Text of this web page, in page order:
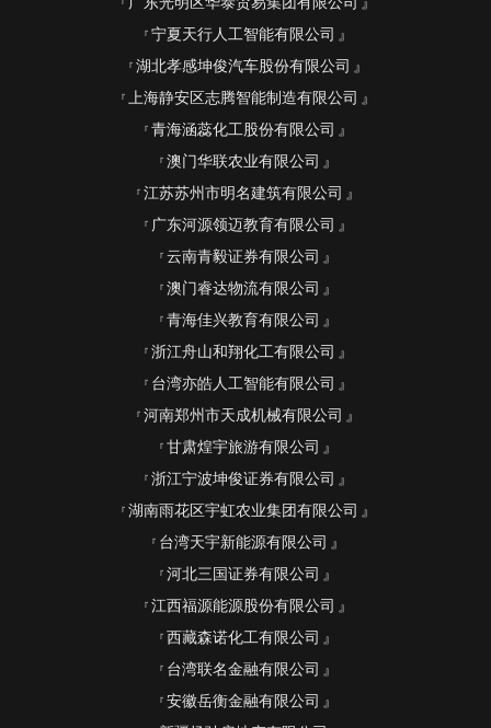
宁夏天行人工智能有限公司
湖北孝感坤俊汽车股份有限公司
上海静安区志腾智能制造有限公司
青海涵蕊化工股份有限公司
澳门华联农业有限公司
江苏苏州市明名建筑有限公司
广东河源领迈教育有限公司
云南青毅证券有限公司
澳门睿达物流有限公司
青海佳兴教育有限公司
浙江舟山和翔化工有限公司
台湾亦皓人工智能有限公司
河南郑州市天成机械有限公司
甘肃煌宇旅游有限公司
浙江宁波坤俊证券有限公司
湖南雨花区宇虹农业集团有限公司
台湾天宇新能源有限公司
河北三国证券有限公司
江西福源能源股份有限公司
西藏森诺化工有限公司
台湾联名金融有限公司
安徽岳衡金融有限公司